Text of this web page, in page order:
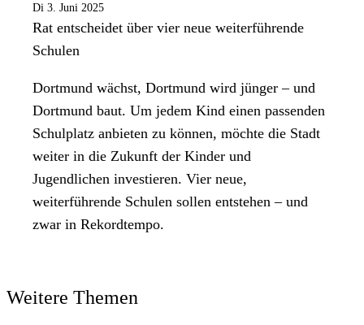
Di 3. Juni 2025
Rat entscheidet über vier neue weiterführende
Schulen
Dortmund wächst, Dortmund wird jünger – und
Dortmund baut. Um jedem Kind einen passenden
Schulplatz anbieten zu können, möchte die Stadt
weiter in die Zukunft der Kinder und
Jugendlichen investieren. Vier neue,
weiterführende Schulen sollen entstehen – und
zwar in Rekordtempo.
Weitere Themen